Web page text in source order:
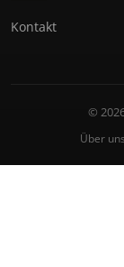
Kontakt
©
Über uns